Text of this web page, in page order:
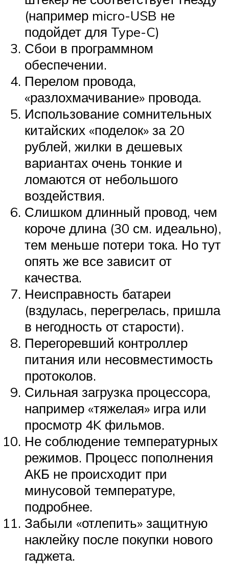
(например micro-USB не
подойдет для Type-C)
Сбои в программном
обеспечении.
Перелом провода,
«разлохмачивание» провода.
Использование сомнительных
китайских «поделок» за 20
рублей, жилки в дешевых
вариантах очень тонкие и
ломаются от небольшого
воздействия.
Слишком длинный провод, чем
короче длина (30 см. идеально),
тем меньше потери тока. Но тут
опять же все зависит от
качества.
Неисправность батареи
(вздулась, перегрелась, пришла
в негодность от старости).
Перегоревший контроллер
питания или несовместимость
протоколов.
Сильная загрузка процессора,
например «тяжелая» игра или
просмотр 4K фильмов.
Не соблюдение температурных
режимов. Процесс пополнения
АКБ не происходит при
минусовой температуре,
подробнее.
Забыли «отлепить» защитную
наклейку после покупки нового
гаджета.